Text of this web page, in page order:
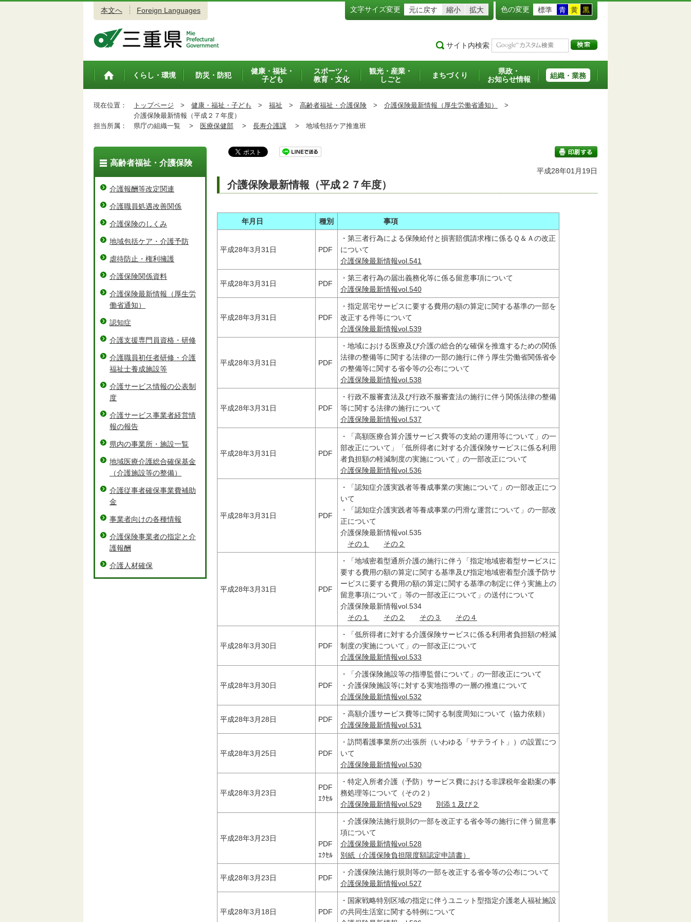
本文へ Foreign Languages 文字サイズ変更 元に戻す 縮小 拡大 色の変更 標準 青 黄 黒
サイト内検索
トップペ
くらし・環境 防災・防犯
健康・福祉・
子ども
スポーツ・
教育・文化
観光・産業・
しごと
まちづくり
県政・
お知らせ情報
組織・業務
現在位置： トップページ > 健康・福祉・子ども > 福祉 > 高齢者福祉・介護保険 > 介護保険最新情報（厚生労働省通知）
>
介護保険最新情報（平成２７年度）
担当所属：
県庁の組織一覧 > 医療保健部 > 長寿介護課 > 地域包括ケア推進班
印刷する
平成28年01月19日
介護保険最新情報（平成２７年度）
年月日 種別 事項
平成28年3月31日 PDF
・第三者行為による保険給付と損害賠償請求権に係るＱ＆Ａの改正
について
介護保険最新情報vol.541
平成28年3月31日 PDF
・第三者行為の届出義務化等に係る留意事項について
介護保険最新情報vol.540
平成28年3月31日 PDF
・指定居宅サービスに要する費用の額の算定に関する基準の一部を
改正する件等について
介護保険最新情報vol.539
平成28年3月31日 PDF
・地域における医療及び介護の総合的な確保を推進するための関係
法律の整備等に関する法律の一部の施行に伴う厚生労働省関係省令
の整備等に関する省令等の公布について
介護保険最新情報vol.538
平成28年3月31日 PDF
・行政不服審査法及び行政不服審査法の施行に伴う関係法律の整備
等に関する法律の施行について
介護保険最新情報vol.537
平成28年3月31日 PDF
・「高額医療合算介護サービス費等の支給の運用等について」の一
部改正について」「低所得者に対する介護保険サービスに係る利用
者負担額の軽減制度の実施について」の一部改正について
介護保険最新情報vol.536
平成28年3月31日 PDF
・「認知症介護実践者等養成事業の実施について」の一部改正につ
いて
・「認知症介護実践者等養成事業の円滑な運営について」の一部改
正について
介護保険最新情報vol.535
その１
その２
平成28年3月31日 PDF
・「地域密着型通所介護の施行に伴う「指定地域密着型サービスに
要する費用の額の算定に関する基準及び指定地域密着型介護予防サ
ービスに要する費用の額の算定に関する基準の制定に伴う実施上の
留意事項について」等の一部改正について」の送付について
介護保険最新情報vol.534
その１
その２ その３ その４
平成28年3月30日 PDF
・「低所得者に対する介護保険サービスに係る利用者負担額の軽減
制度の実施について」の一部改正について
介護保険最新情報vol.533
平成28年3月30日 PDF
・「介護保険施設等の指導監督について」の一部改正について
・介護保険施設等に対する実地指導の一層の推進について
介護保険最新情報vol.532
平成28年3月28日 PDF
・高額介護サービス費等に関する制度周知について（協力依頼）
介護保険最新情報vol.531
平成28年3月25日 PDF
・訪問看護事業所の出張所（いわゆる「サテライト」）の設置につ
いて
介護保険最新情報vol.530
平成28年3月23日
PDF
ｴｸｾﾙ
・特定入所者介護（予防）サービス費における非課税年金勘案の事
務処理等について（その２）
介護保険最新情報vol.529
別添１及び２
平成28年3月23日
PDF
ｴｸｾﾙ
・介護保険法施行規則の一部を改正する省令等の施行に伴う留意事
項について
介護保険最新情報vol.528
別紙（介護保険負担限度額認定申請書）
平成28年3月23日 PDF
・介護保険法施行規則等の一部を改正する省令等の公布について
介護保険最新情報vol.527
平成28年3月18日 PDF
・国家戦略特別区域の指定に伴うユニット型指定介護老人福祉施設
の共同生活室に関する特例について
高齢者福祉・介護保険
介護報酬等改定関連
介護職員処遇改善関係
介護保険のしくみ
地域包括ケア・介護予防
虐待防止・権利擁護
介護保険関係資料
介護保険最新情報（厚生労
働省通知）
認知症
介護支援専門員資格・研修
介護職員初任者研修・介護
福祉士養成施設等
介護サービス情報の公表制
度
介護サービス事業者経営情
報の報告
県内の事業所・施設一覧
地域医療介護総合確保基金
（介護施設等の整備）
介護従事者確保事業費補助
金
事業者向けの各種情報
介護保険事業者の指定と介
護報酬
介護人材確保